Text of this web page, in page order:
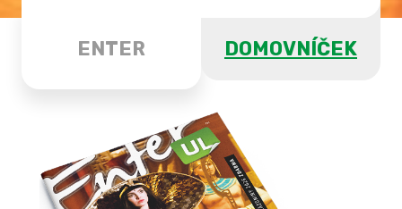
ENTER DOMOVNÍČEK